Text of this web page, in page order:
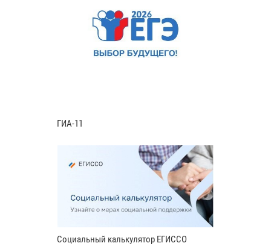
ГИА-11
Социальный калькулятор ЕГИССО